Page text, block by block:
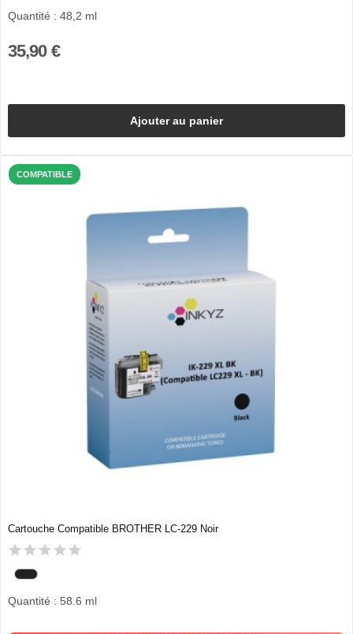
Quantité : 48,2 ml
35,90 €
Ajouter au panier
COMPATIBLE
Cartouche Compatible BROTHER LC-229 Noir
Quantité : 58.6 ml